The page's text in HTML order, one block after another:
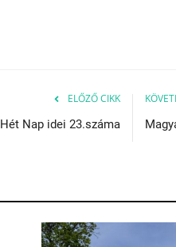
ELŐZŐ CIKK
Hét Nap idei 23.száma